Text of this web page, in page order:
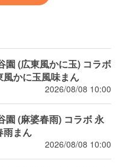
かに玉風味まん
2026/08/08 10:00
雨まん
2026/08/08 10:00